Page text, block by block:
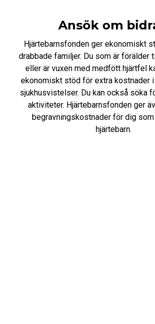
Ansök om
Hjärtebarnsfonden ger ekonomiskt
drabbade familjer. Du som är förälder
eller är vuxen med medfött hjärtfel
ekonomiskt stöd för extra kostnader
sjukhusvistelser. Du kan också söka
aktiviteter. Hjärtebarnsfonden ger
begravningskostnader för dig
hjärtebarn.